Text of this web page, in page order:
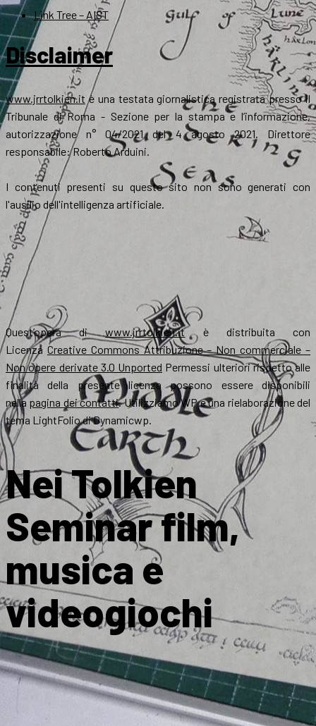
Link Tree – AIST
Disclaimer
www.jrrtolkien.it è una testata giornalistica registrata presso il
Tribunale di Roma - Sezione per la stampa e l’informazione,
autorizzazione n° 04/2021 del 4 agosto 2021. Direttore
responsabile: Roberto Arduini.
I contenuti presenti su questo sito non sono generati con
l'ausilio dell'intelligenza artificiale.
Quest’opera diwww.jrrtolkien.itè distribuita con
Licenza Creative Commons Attribuzione – Non commerciale –
Non opere derivate 3.0 Unported Permessi ulteriori rispetto alle
finalità della presente licenza possono essere disponibili
nella pagina dei contatti. Utilizziamo WP e una rielaborazione del
tema LightFolio di Dynamicwp.
Nei Tolkien
Seminar film,
musica e
videogiochi